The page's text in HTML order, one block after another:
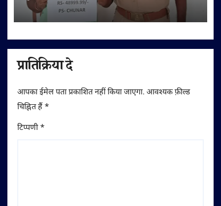
प्रातिक्रिया दे
आपका ईमेल पता प्रकाशित नहीं किया जाएगा. आवश्यक फ़ील्ड
चिह्नित हैं *
टिप्पणी*